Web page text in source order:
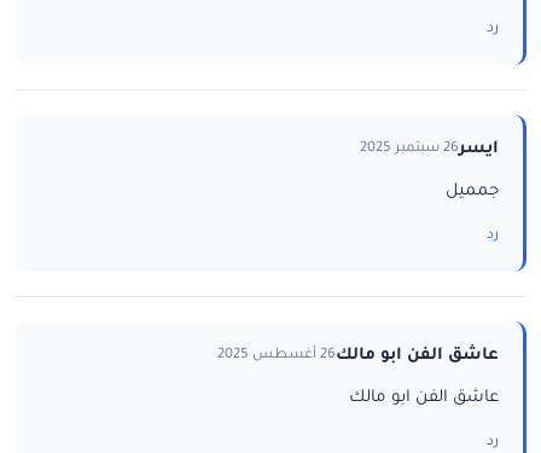
رد
ايسر26 سبتمبر 2025
جمميل
رد
عاشق الفن ابو مالك26 أغسطس 2025
عاشق الفن ابو مالك
رد